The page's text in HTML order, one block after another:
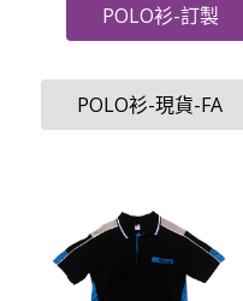
POLO衫-訂製
POLO衫-現貨-FA